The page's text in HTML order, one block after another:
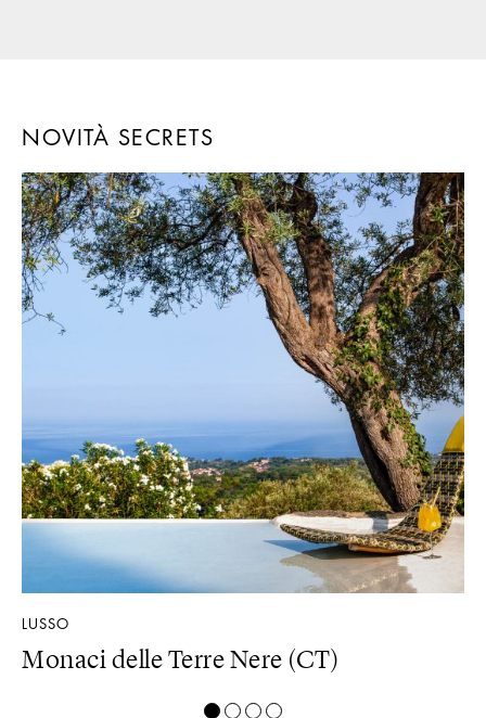
NOVITÀ SECRETS
LUSSO
Monaci delle Terre Nere (CT)